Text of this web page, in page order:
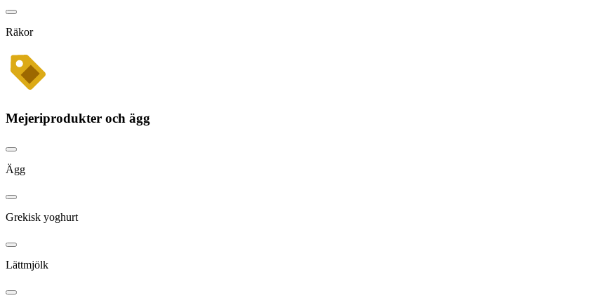
Räkor
Mejeriprodukter och ägg
Ägg
Grekisk yoghurt
Lättmjölk